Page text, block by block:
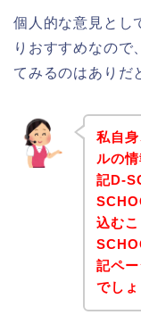
個人的な意見とし
りおすすめなので
てみるのはありだ
私自
ルの
記D-
込む
記ペ
でしょ